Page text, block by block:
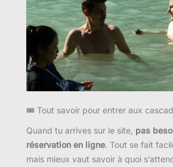
🎟 Tout savoir pour entrer aux
Quand tu arrives sur le site, pas
réservation en ligne. Tout se fait
mais mieux vaut savoir à quoi